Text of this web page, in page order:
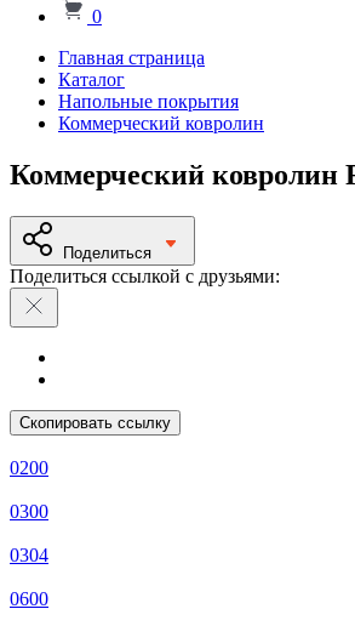
0
Главная страница
Каталог
Напольные покрытия
Коммерческий ковролин
Коммерческий ковролин
Поделиться
Поделиться ссылкой с друзьями:
Скопировать ссылку
0200
0300
0304
0600